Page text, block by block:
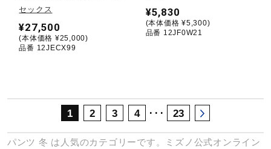
セックス
¥27,500
(本体価格 ¥25,000)
品番 12JECX99
¥5,830
(本体価格 ¥5,300)
品番 12JF0W21
1 2 3 4 ･･･ 23
パンツ 冬 は人気のカテゴリーです。ミズノ公式オンライン